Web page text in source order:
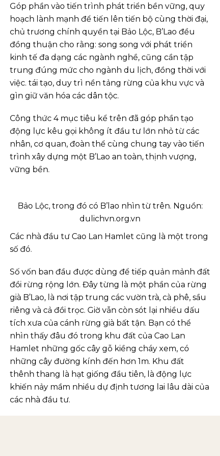
Góp phần vào tiến trình phát triển bền vững, quy
hoạch lành mạnh để tiến lên tiến bộ cùng thời đại,
chủ trương chính quyền tại Bảo Lộc, B’Lao đều
đồng thuận cho rằng: song song với phát triển
kinh tế đa dạng các ngành nghề, cũng cần tập
trung đúng mức cho ngành du lịch, đồng thời với
việc. tái tạo, duy trì nền tảng rừng của khu vực và
gìn giữ văn hóa các dân tộc.
Công thức 4 mục tiêu kể trên đã góp phần tạo
động lực kêu gọi không ít đầu tư lớn nhỏ từ các
nhân, cơ quan, đoàn thể cùng chung tay vào tiến
trình xây dựng một B’Lao an toàn, thịnh vượng,
vững bền.
Bảo Lộc, trong đó có B’lao nhìn từ trên. Nguồn:
dulichvn.org.vn
Các nhà đầu tư Cao Lan Hamlet cũng là một trong
số đó.
Số vốn ban đầu được dùng để tiếp quản mảnh đất
đồi rừng rộng lớn. Đây từng là một phần của rừng
già B’Lao, là nơi tập trung các vườn trà, cà phê, sầu
riêng và cả đồi trọc. Giờ vẫn còn sót lại nhiều dấu
tích xưa của cánh rừng già bất tận. Bạn có thể
nhìn thấy đâu đó trong khu đất của Cao Lan
Hamlet những gốc cây gỗ kiềng cháy xem, có
những cây đường kính đến hơn 1m. Khu đất
thênh thang là hạt giống đầu tiên, là động lực
khiến nảy mầm nhiều dự định tương lai lâu dài của
các nhà đầu tư.